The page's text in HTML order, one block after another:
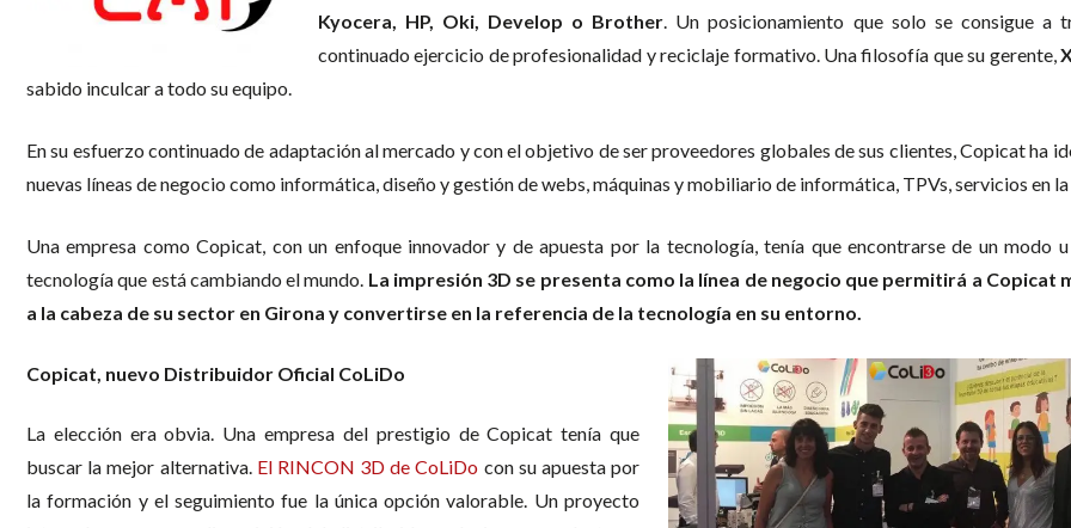
Kyocera, HP, Oki, Develop o Brother . Un posicionamiento que solo se consigue a
continuado ejercicio de profesionalidad y reciclaje formativo. Una filosofía que su gerente,
sabido inculcar a todo su equipo.
En su esfuerzo continuado de adaptación al mercado y con el objetivo de ser proveedores globales de sus clientes, Copicat ha
nuevas líneas de negocio como informática, diseño y gestión de webs, máquinas y mobiliario de informática, TPVs, servicios en
Una empresa como Copicat, con un enfoque innovador y de apuesta por la tecnología, tenía que encontrarse de un modo
tecnología que está cambiando el mundo. La impresión 3D se presenta como la línea de negocio que permitirá a Copicat
a la cabeza de su sector en Girona y convertirse en la referencia de la tecnología en su entorno.
Copicat, nuevo Distribuidor Oficial CoLiDo
La elección era obvia. Una empresa del prestigio de Copicat tenía que
buscar la mejor alternativa. El RINCON 3D de CoLiDo con su apuesta por
la formación y el seguimiento fue la única opción valorable. Un proyecto